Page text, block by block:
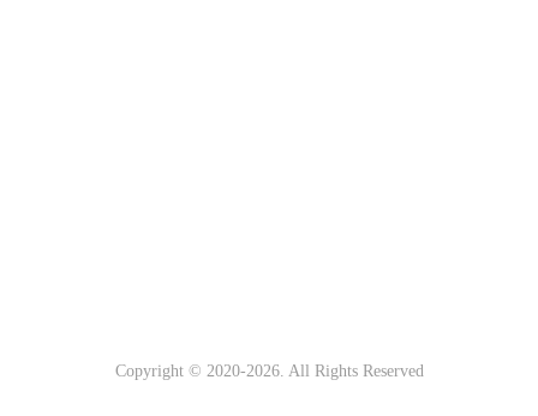
Copyright © 2020-2026. All Rights Reserved